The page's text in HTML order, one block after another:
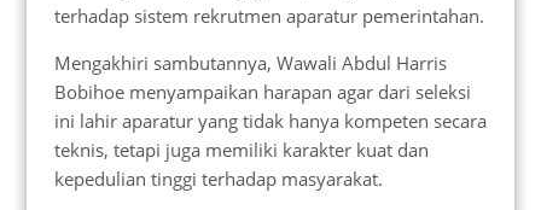
terhadap sistem rekrutmen aparatur pemerintahan.
Mengakhiri sambutannya, Wawali Abdul Harris
Bobihoe menyampaikan harapan agar dari seleksi
ini lahir aparatur yang tidak hanya kompeten secara
teknis, tetapi juga memiliki karakter kuat dan
kepedulian tinggi terhadap masyarakat.